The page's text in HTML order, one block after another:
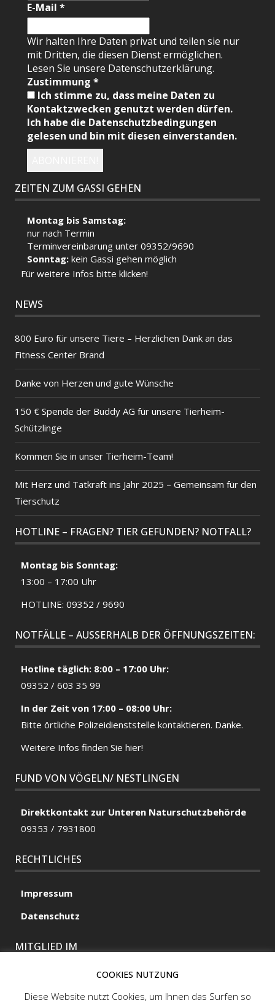
E-Mail*
Wir halten Ihre Daten privat und teilen sie nur
mit Dritten, die diesen Dienst ermöglichen.
Lesen Sie unsere Datenschutzerklärung.
Zustimmung*
Ich stimme zu, dass meine Daten zu
Kontaktzwecken genutzt werden dürfen.
Ich habe die Datenschutzbedingungen
gelesen und bin mit diesen einverstanden.
ZEITEN ZUM GASSI GEHEN
Montag bis Samstag:
nur nach Termin
Terminvereinbarung unter 09352/9690
Sonntag:kein Gassi gehen möglich
Für weitere Infos bitte klicken!
NEWS
800 Euro für unsere Tiere – Herzlichen Dank an das
Fitness Center Brand
Danke von Herzen und gute Wünsche
150 € Spende der Buddy AG für unsere Tierheim-
Schützlinge
Kommen Sie in unser Tierheim-Team!
Mit Herz und Tatkraft ins Jahr 2025 – Gemeinsam für den
Tierschutz
HOTLINE – FRAGEN? TIER GEFUNDEN? NOTFALL?
Montag bis Sonntag:
13:00 – 17:00 Uhr
HOTLINE: 09352 / 9690
NOTFÄLLE – AUSSERHALB DER ÖFFNUNGSZEITEN:
Hotline täglich: 8:00 – 17:00 Uhr:
09352 / 603 35 99
In der Zeit von 17:00 – 08:00 Uhr:
Bitte örtliche Polizeidienststelle kontaktieren. Danke.
Weitere Infos finden Sie hier!
FUND VON VÖGELN/ NESTLINGEN
Direktkontakt zur Unteren Naturschutzbehörde
09353 / 7931800
RECHTLICHES
Impressum
Datenschutz
MITGLIED IM
COOKIES NUTZUNG
Diese Website nutzt Cookies, um Ihnen das Surfen so